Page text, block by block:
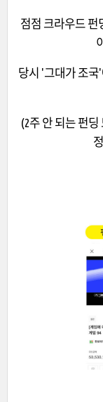
점점 크라우드 펀
당시 '그대가 조국'
(2주 안 되는 펀